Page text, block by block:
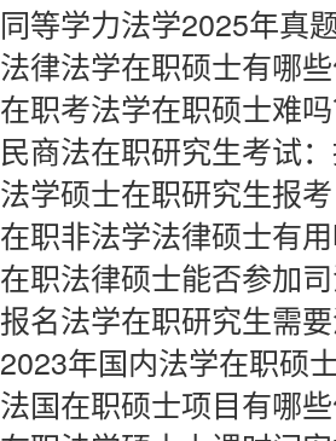
同等学力法学2025年真
法律法学在职硕士有哪
在职考法学在职硕士难
民商法在职研究生考试
法学硕士在职研究生报考
在职非法学法律硕士有
在职法律硕士能否参加
报名法学在职研究生需要满
2023年国内法学在职硕士
法国在职硕士项目有哪